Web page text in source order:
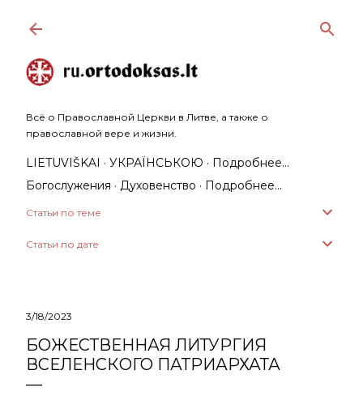
Всё о Православной Церкви в Литве, а также о
православной вере и жизни.
LIETUVIŠKAI УКРАЇНСЬКОЮ
Подробнее…
Богослужения
Духовенство Подробнее…
Статьи по теме
Статьи по дате
3/18/2023
БОЖЕСТВЕННАЯ ЛИТУРГИЯ
ВСЕЛЕНСКОГО ПАТРИАРХАТА